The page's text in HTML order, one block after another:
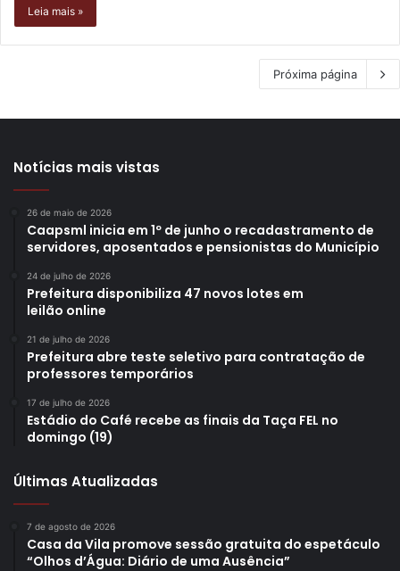
Leia mais »
Próxima página
Notícias mais vistas
26 de maio de 2026
Caapsml inicia em 1º de junho o recadastramento de
servidores, aposentados e pensionistas do Município
24 de julho de 2026
Prefeitura disponibiliza 47 novos lotes em
leilão online
21 de julho de 2026
Prefeitura abre teste seletivo para contratação de
professores temporários
17 de julho de 2026
Estádio do Café recebe as finais da Taça FEL no
domingo (19)
Últimas Atualizadas
7 de agosto de 2026
Casa da Vila promove sessão gratuita do espetáculo
“Olhos d’Água: Diário de uma Ausência”